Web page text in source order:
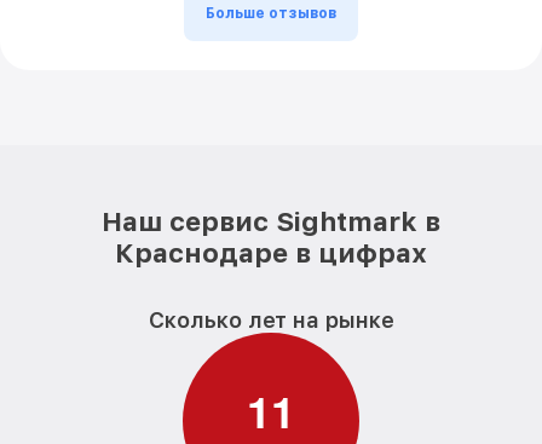
Больше отзывов
Наш сервис Sightmark в
Краснодаре в цифрах
Сколько лет на рынке
11